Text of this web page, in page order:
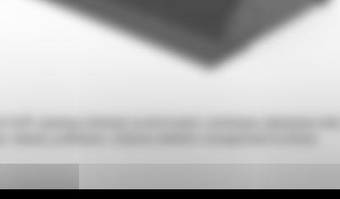
Cat® zapewniają doskonałą wszechstronność, umożliwiając wykonywanie